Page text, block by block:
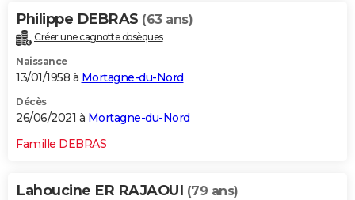
Philippe DEBRAS (63 ans)
Créer une cagnotte obsèques
Naissance
13/01/1958 à Mortagne-du-Nord
Décès
26/06/2021 à Mortagne-du-Nord
Famille DEBRAS
Lahoucine ER RAJAOUI (79 ans)